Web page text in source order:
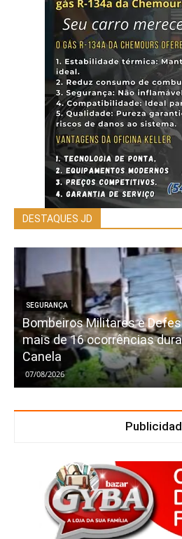
DESTAQUES JD
SEGURANÇA
Bombeiros Militares e
mais de 16 ocorrências
Canela
07/08/2026